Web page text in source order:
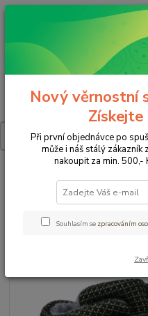
Menu
Zimní obuv s membránou Lasse oliv
Ricosta Zimní
Lasse oliv -
Nový věrnostní
Získejte
Při první objednávce po
může i náš stálý zákazník
nakoupit za min. 500,-
Souhlasím se zpracováním